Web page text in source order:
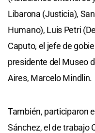
Libarona (Justicia),
Humano), Luis Petri
Caputo, el jefe de
presidente del Museo
Aires, Marcelo Mindlin.
También, participaron
Sánchez, el de trabajo